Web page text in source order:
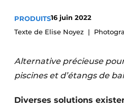
PRODUITS16 juin 2022
Texte de Elise Noyez
Alternative précieuse
piscines et d’étangs de
Diverses solutions